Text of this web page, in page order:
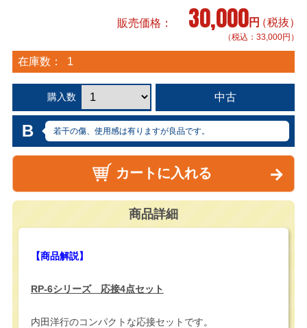
販売価格 30,000円（税抜）
（税込：33,000円）
在庫数： 1
購入数 中古
B 若干の傷、使用感は有りますが良品です。
カートに入れる
商品詳細
【商品解説】
RP-6シリーズ 応接4点セット
内田洋行のコンパクトな応接セットです。